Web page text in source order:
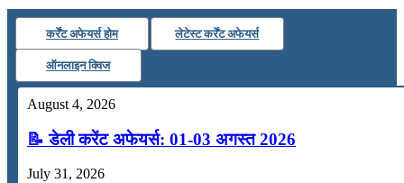
कर्रेंट अफेयर्स होम लेटेस्ट कर्रेंट अफेयर्स
ऑनलाइन क्विज
August 4, 2026
📝 डेली करेंट अफेयर्स: 01-03 अगस्त 2026
July 31, 2026